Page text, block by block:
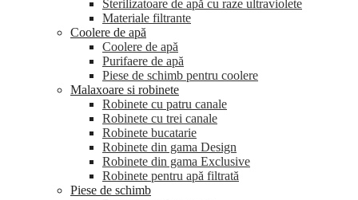
Sterilizatoare de apă cu raze ultraviolete
Materiale filtrante
Coolere de apă
Сoolere de apă
Purifaere de apă
Piese de schimb pentru coolere
Malaxoare si robinete
Robinete cu patru canale
Robinete cu trei canale
Robinete bucatarie
Robinete din gama Design
Robinete din gama Exclusive
Robinete pentru apă filtrată
Piese de schimb